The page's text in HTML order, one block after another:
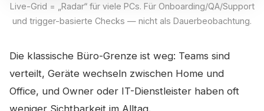
Live-Grid = „Radar“ für viele PCs. Für Onboarding/QA/Support
und trigger-basierte Checks — nicht als Dauerbeobachtung.
Die klassische Büro-Grenze ist weg: Teams sind
verteilt, Geräte wechseln zwischen Home und
Office, und Owner oder IT-Dienstleister haben oft